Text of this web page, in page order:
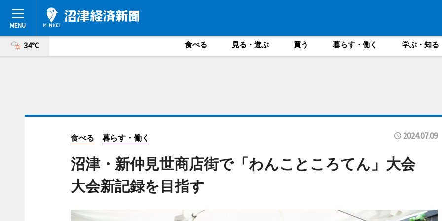
34°C 食べる 見る・遊ぶ 買う 暮らす・働く 学ぶ・知る
食べる 暮らす・働く 2024.07.09
沼津・新仲見世商店街で「わんこところてん」大会
大会新記録を目指す